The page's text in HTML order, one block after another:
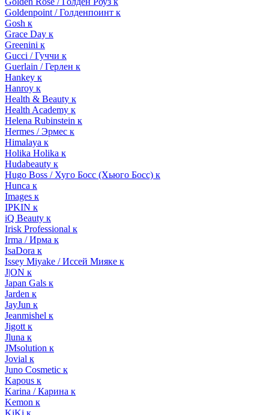
Goldenpoint / Голденпоинт к
Gosh к
Grace Day к
Greenini к
Gucci / Гуччи к
Guerlain / Герлен к
Hankey к
Hanroy к
Health & Beauty к
Health Academy к
Helena Rubinstein к
Hermes / Эрмес к
Himalaya к
Holika Holika к
Hudabeauty к
Hugo Boss / Хуго Босс (Хьюго Босс) к
Hunca к
Images к
IPKIN к
iQ Beauty к
Irisk Professional к
Irma / Ирма к
IsaDora к
Issey Miyake / Иссей Мияке к
J|ON к
Japan Gals к
Jarden к
JayJun к
Jeanmishel к
Jigott к
Jluna к
JMsolution к
Jovial к
Juno Cosmetic к
Kapous к
Karina / Карина к
Kemon к